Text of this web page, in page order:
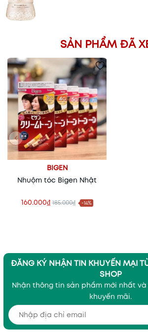
SẢN PHẨM ĐÃ
BIGEN
Nhuộm tóc Bigen Nhật
160.000₫ 185.000₫ -14%
ĐĂNG KÝ NHẬN TIN KHUYẾN MẠI
SHOP
Nhận thông tin sản phẩm mới nhất
khuyến mãi.